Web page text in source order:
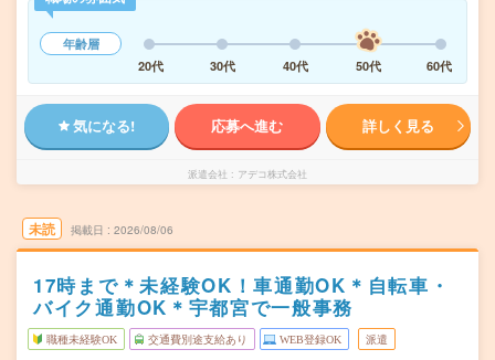
年齢層
20代
30代 40代 50代 60代
気になる! 応募へ進む 詳しく見る
派遣会社 アデコ株式会社
未読 掲載日 2026/08/06
17時まで＊未経験OK！車通勤OK＊自転車・
バイク通勤OK＊宇都宮で一般事務
職種未経験OK 交通費別途支給あり WEB登録OK 派遣